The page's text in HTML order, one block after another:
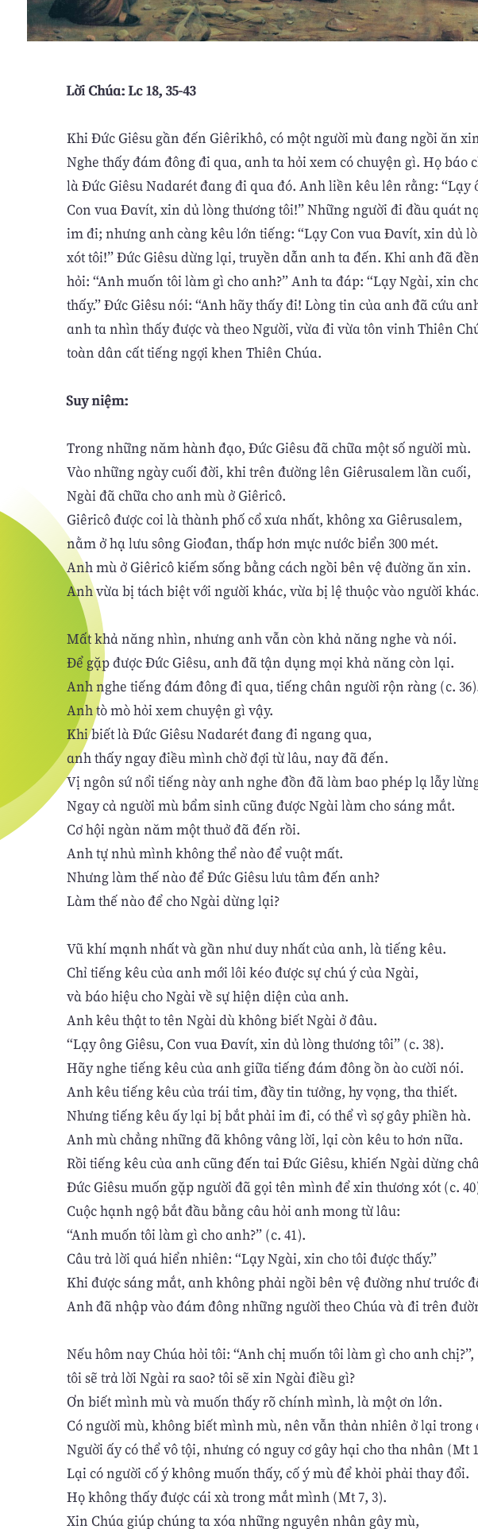
Lời Chúa: Lc 18, 35-43
Khi Ðức Giêsu gần đến Giêrikhô, có một người mù đang ngồi ăn
Nghe thấy đám đông đi qua, anh ta hỏi xem có chuyện gì. Họ báo
là Ðức Giêsu Nadarét đang đi qua đó. Anh liền kêu lên rằng: “Lạy
Con vua Ðavít, xin dủ lòng thương tôi!” Những người đi đầu quát
im đi; nhưng anh càng kêu lớn tiếng: “Lạy Con vua Ðavít, xin dủ
xót tôi!” Ðức Giêsu dừng lại, truyền dẫn anh ta đến. Khi anh đã
hỏi: “Anh muốn tôi làm gì cho anh?” Anh ta đáp: “Lạy Ngài, xin
thấy.” Ðức Giêsu nói: “Anh hãy thấy đi! Lòng tin của anh đã cứu
anh ta nhìn thấy được và theo Người, vừa đi vừa tôn vinh Thiên
toàn dân cất tiếng ngợi khen Thiên Chúa.
Suy niệm:
Trong những năm hành đạo, Đức Giêsu đã chữa một số người mù.
Vào những ngày cuối đời, khi trên đường lên Giêrusalem lần cuối,
Ngài đã chữa cho anh mù ở Giêricô.
Giêricô được coi là thành phố cổ xưa nhất, không xa Giêrusalem,
nằm ở hạ lưu sông Giođan, thấp hơn mực nước biển 300 mét.
Anh mù ở Giêricô kiếm sống bằng cách ngồi bên vệ đường ăn xin.
Anh vừa bị tách biệt với người khác, vừa bị lệ thuộc vào người khác.
Mất khả năng nhìn, nhưng anh vẫn còn khả năng nghe và nói.
Để gặp được Đức Giêsu, anh đã tận dụng mọi khả năng còn lại.
Anh nghe tiếng đám đông đi qua, tiếng chân người rộn ràng (c.
Anh tò mò hỏi xem chuyện gì vậy.
Khi biết là Đức Giêsu Nadarét đang đi ngang qua,
anh thấy ngay điều mình chờ đợi từ lâu, nay đã đến.
Vị ngôn sứ nổi tiếng này anh nghe đồn đã làm bao phép lạ lẫy
Ngay cả người mù bẩm sinh cũng được Ngài làm cho sáng mắt.
Cơ hội ngàn năm một thuở đã đến rồi.
Anh tự nhủ mình không thể nào để vuột mất.
Nhưng làm thế nào để Đức Giêsu lưu tâm đến anh?
Làm thế nào để cho Ngài dừng lại?
Vũ khí mạnh nhất và gần như duy nhất của anh, là tiếng kêu.
Chỉ tiếng kêu của anh mới lôi kéo được sự chú ý của Ngài,
và báo hiệu cho Ngài về sự hiện diện của anh.
Anh kêu thật to tên Ngài dù không biết Ngài ở đâu.
“Lạy ông Giêsu, Con vua Đavít, xin dủ lòng thương tôi” (c. 38).
Hãy nghe tiếng kêu của anh giữa tiếng đám đông ồn ào cười nói.
Anh kêu tiếng kêu của trái tim, đầy tin tưởng, hy vọng, tha thiết.
Nhưng tiếng kêu ấy lại bị bắt phải im đi, có thể vì sợ gây phiền hà.
Anh mù chẳng những đã không vâng lời, lại còn kêu to hơn nữa.
Rồi tiếng kêu của anh cũng đến tai Đức Giêsu, khiến Ngài dừng
Đức Giêsu muốn gặp người đã gọi tên mình để xin thương xót (c.
Cuộc hạnh ngộ bắt đầu bằng câu hỏi anh mong từ lâu:
“Anh muốn tôi làm gì cho anh?” (c. 41).
Câu trả lời quá hiển nhiên: “Lạy Ngài, xin cho tôi được thấy.”
Khi được sáng mắt, anh không phải ngồi bên vệ đường như trước
Anh đã nhập vào đám đông những người theo Chúa và đi trên
Nếu hôm nay Chúa hỏi tôi: “Anh chị muốn tôi làm gì cho anh chị?”,
tôi sẽ trả lời Ngài ra sao? tôi sẽ xin Ngài điều gì?
Ơn biết mình mù và muốn thấy rõ chính mình, là một ơn lớn.
Có người mù, không biết mình mù, nên vẫn thản nhiên ở lại trong
Người ấy có thể vô tội, nhưng có nguy cơ gây hại cho tha nhân (Mt
Lại có người cố ý không muốn thấy, cố ý mù để khỏi phải thay đổi.
Họ không thấy được cái xà trong mắt mình (Mt 7, 3).
Xin Chúa giúp chúng ta xóa những nguyên nhân gây mù,